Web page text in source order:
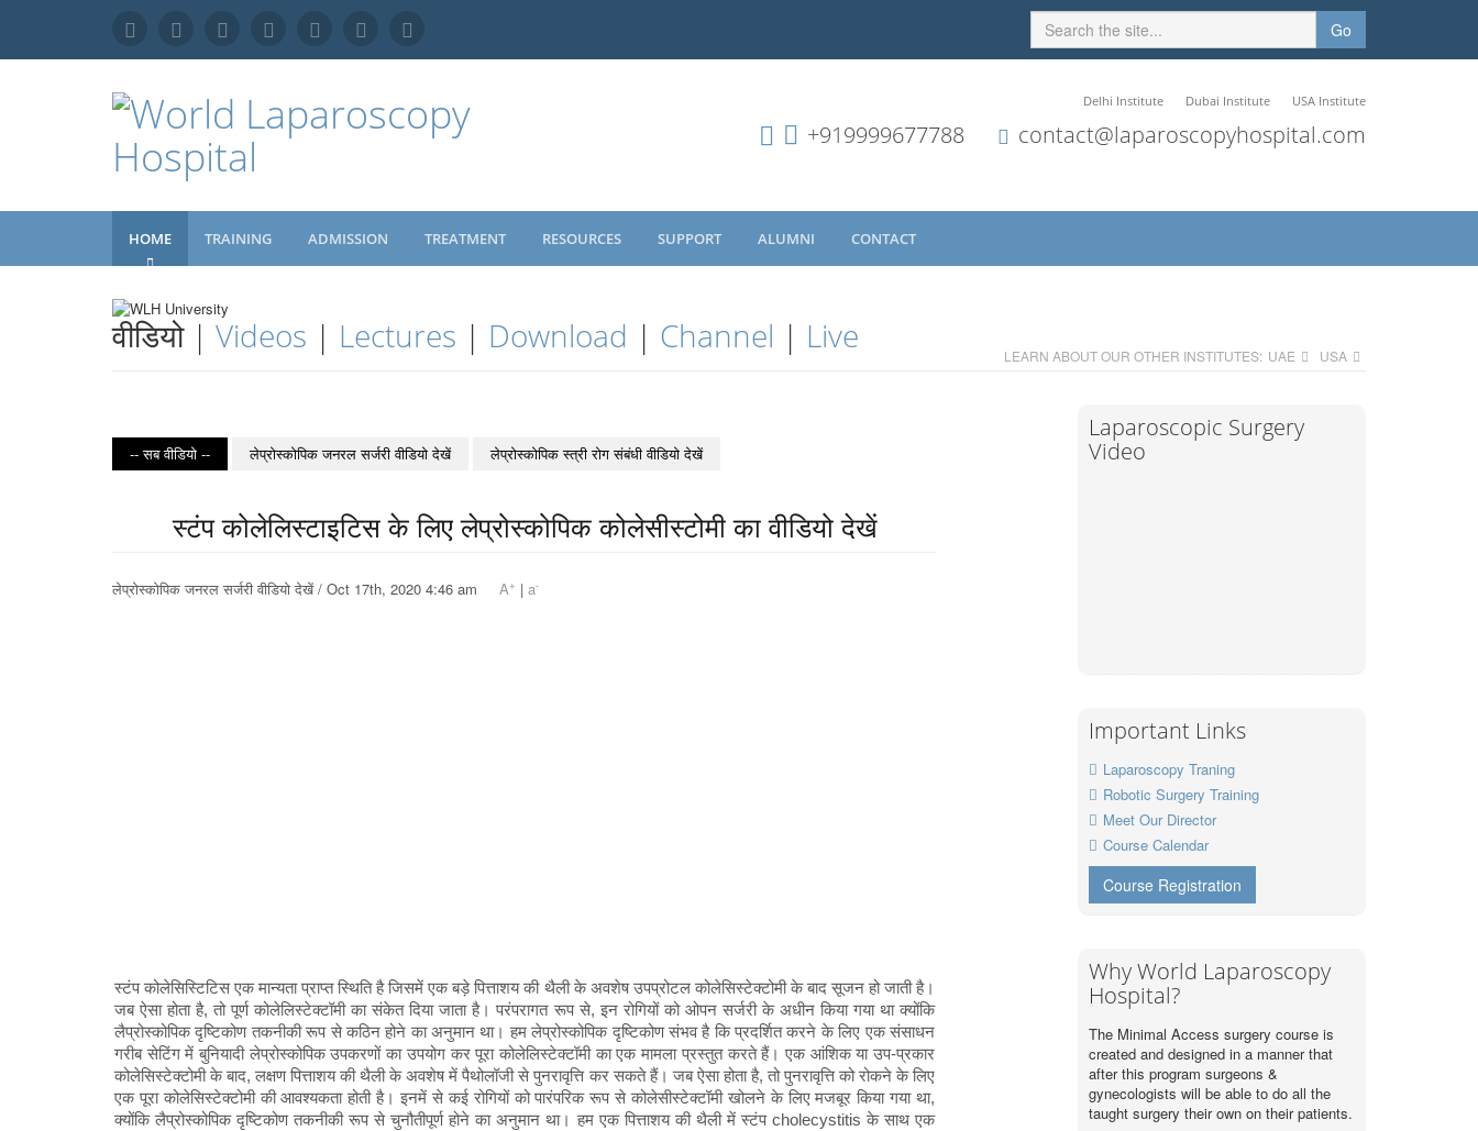
Go
Delhi Institute Dubai Institute USA Institute
+919999677788 contact@laparoscopyhospital.com
HOME TRAINING ADMISSION TREATMENT RESOURCES SUPPORT ALUMNI CONTACT
वीडियो | Videos | Lectures | Download | Channel | Live LEARN ABOUT OUR OTHER INSTITUTES: UAE USA
-- सब वीडियो -- लेप्रोस्कोपिक जनरल सर्जरी वीडियो देखें लेप्रोस्कोपिक स्त्री रोग संबंधी वीडियो देखें
स्टंप कोलेलिस्टाइटिस के लिए लेप्रोस्कोपिक कोलेसीस्टोमी का वीडियो देखें
लेप्रोस्कोपिक जनरल सर्जरी वीडियो देखें / Oct 17th, 2020 4:46 am A+ | a-
स्टंप कोलेसिस्टिटिस एक मान्यता प्राप्त स्थिति है जिसमें एक बड़े पित्ताशय की थैली के अवशेष उपप्रोटल कोलेसिस्टेक्टोमी के बाद सूजन हो जाती है।
जब ऐसा होता है, तो पूर्ण कोलेलिस्टेक्टॉमी का संकेत दिया जाता है। परंपरागत रूप से, इन रोगियों को ओपन सर्जरी के अधीन किया गया था क्योंकि
लैप्रोस्कोपिक दृष्टिकोण तकनीकी रूप से कठिन होने का अनुमान था। हम लेप्रोस्कोपिक दृष्टिकोण संभव है कि प्रदर्शित करने के लिए एक संसाधन
गरीब सेटिंग में बुनियादी लेप्रोस्कोपिक उपकरणों का उपयोग कर पूरा कोलेलिस्टेक्टॉमी का एक मामला प्रस्तुत करते हैं। एक आंशिक या उप-प्रकार
कोलेसिस्टेक्टोमी के बाद, लक्षण पित्ताशय की थैली के अवशेष में पैथोलॉजी से पुनरावृत्ति कर सकते हैं। जब ऐसा होता है, तो पुनरावृत्ति को रोकने के लिए
एक पूरा कोलेसिस्टेक्टोमी की आवश्यकता होती है। इनमें से कई रोगियों को पारंपरिक रूप से कोलेसीस्टेक्टॉमी खोलने के लिए मजबूर किया गया था,
क्योंकि लैप्रोस्कोपिक दृष्टिकोण तकनीकी रूप से चुनौतीपूर्ण होने का अनुमान था। हम एक पित्ताशय की थैली में स्टंप cholecystitis के साथ एक
Laparoscopic Surgery
Video
Important Links
Laparoscopy Traning
Robotic Surgery Training
Meet Our Director
Course Calendar
Course Registration
Why World Laparoscopy
Hospital?
The Minimal Access surgery course is
created and designed in a manner that
after this program surgeons &
gynecologists will be able to do all the
taught surgery their own on their patients.